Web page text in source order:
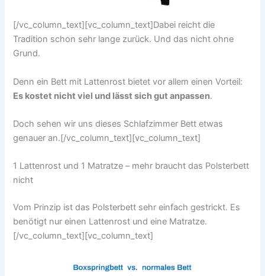
[/vc_column_text][vc_column_text]Dabei reicht die
Tradition schon sehr lange zurück. Und das nicht ohne
Grund.
Denn ein Bett mit Lattenrost bietet vor allem einen Vorteil:
Es kostet nicht viel und lässt sich gut anpassen.
Doch sehen wir uns dieses Schlafzimmer Bett etwas
genauer an.[/vc_column_text][vc_column_text]
1 Lattenrost und 1 Matratze – mehr braucht das Polsterbett
nicht
Vom Prinzip ist das Polsterbett sehr einfach gestrickt. Es
benötigt nur einen Lattenrost und eine Matratze.
[/vc_column_text][vc_column_text]